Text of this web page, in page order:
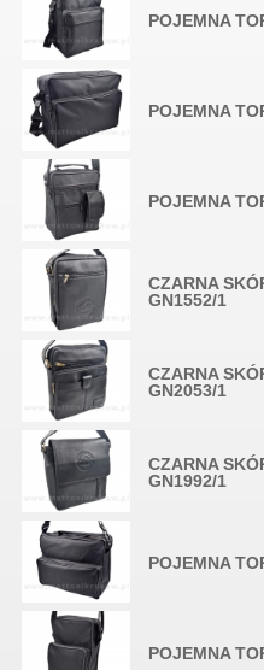
POJEMNA
POJEMNA
POJEMNA
CZARNA
GN1552/1
CZARNA
GN2053/1
CZARNA
GN1992/1
POJEMNA
POJEMNA